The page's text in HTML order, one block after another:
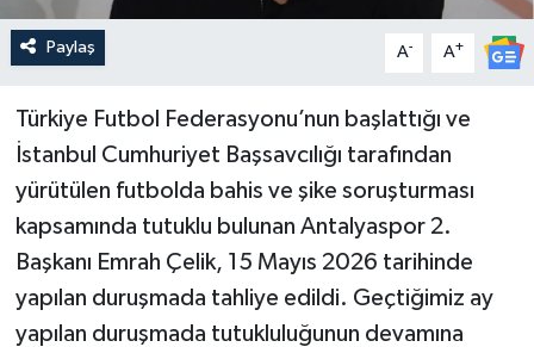
Paylaş A- A+
Türkiye Futbol Federasyonu’nun başlattığı ve
İstanbul Cumhuriyet Başsavcılığı tarafından
yürütülen futbolda bahis ve şike soruşturması
kapsamında tutuklu bulunan Antalyaspor 2.
Başkanı Emrah Çelik, 15 Mayıs 2026 tarihinde
yapılan duruşmada tahliye edildi. Geçtiğimiz ay
yapılan duruşmada tutukluluğunun devamına
Spor